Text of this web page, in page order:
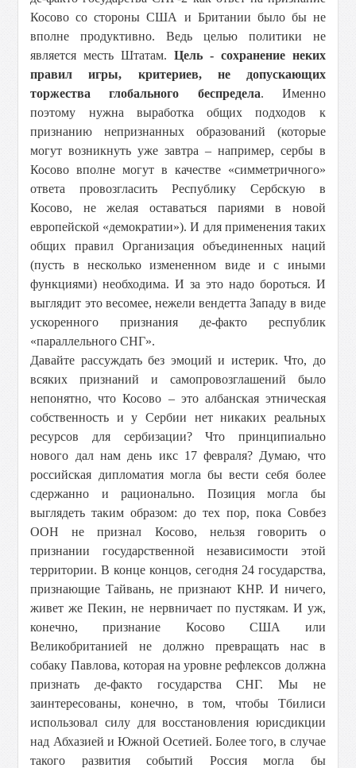
Косово со стороны США и Британии было бы не
вполне продуктивно. Ведь целью политики не
является месть Штатам. Цель - сохранение неких
правил игры, критериев, не допускающих
торжества глобального беспредела. Именно
поэтому нужна выработка общих подходов к
признанию непризнанных образований (которые
могут возникнуть уже завтра – например, сербы в
Косово вполне могут в качестве «симметричного»
ответа провозгласить Республику Сербскую в
Косово, не желая оставаться париями в новой
европейской «демократии»). И для применения таких
общих правил Организация объединенных наций
(пусть в несколько измененном виде и с иными
функциями) необходима. И за это надо бороться. И
выглядит это весомее, нежели вендетта Западу в виде
ускоренного признания де-факто республик
«параллельного СНГ».
Давайте рассуждать без эмоций и истерик. Что, до
всяких признаний и самопровозглашений было
непонятно, что Косово – это албанская этническая
собственность и у Сербии нет никаких реальных
ресурсов для сербизации? Что принципиально
нового дал нам день икс 17 февраля? Думаю, что
российская дипломатия могла бы вести себя более
сдержанно и рационально. Позиция могла бы
выглядеть таким образом: до тех пор, пока Совбез
ООН не признал Косово, нельзя говорить о
признании государственной независимости этой
территории. В конце концов, сегодня 24 государства,
признающие Тайвань, не признают КНР. И ничего,
живет же Пекин, не нервничает по пустякам. И уж,
конечно, признание Косово США или
Великобританией не должно превращать нас в
собаку Павлова, которая на уровне рефлексов должна
признать де-факто государства СНГ. Мы не
заинтересованы, конечно, в том, чтобы Тбилиси
использовал силу для восстановления юрисдикции
над Абхазией и Южной Осетией. Более того, в случае
такого развития событий Россия могла бы